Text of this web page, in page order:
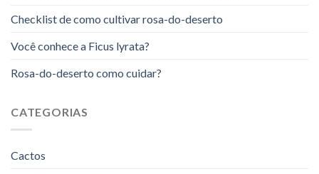
Checklist de como cultivar rosa-do-deserto
Você conhece a Ficus lyrata?
Rosa-do-deserto como cuidar?
CATEGORIAS
Cactos